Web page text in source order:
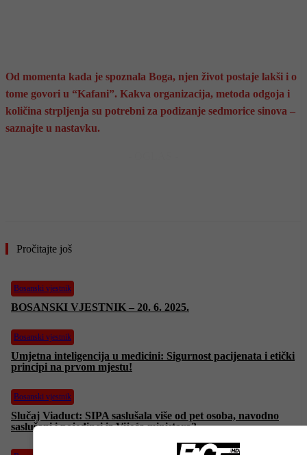
Od momenta kada je spoznala Boga, njen život postaje lakši i o
tome govori u “Kafani”. Kakva organizacija, metoda odgoja i
količina strpljenja su potrebni za podizanje sedmorice sinova –
saznajte u nastavku.
Pročitajte još
Bosanski vjestnik
BOSANSKI VJESTNIK – 20. 6. 2025.
Bosanski vjestnik
Umjetna inteligencija u medicini: Sigurnost pacijenata i etički
principi na prvom mjestu!
Bosanski vjestnik
Slučaj Viaduct: SIPA saslušala više od pet osoba, navodno
saslušani i pojedinci iz Vijeća ministara?